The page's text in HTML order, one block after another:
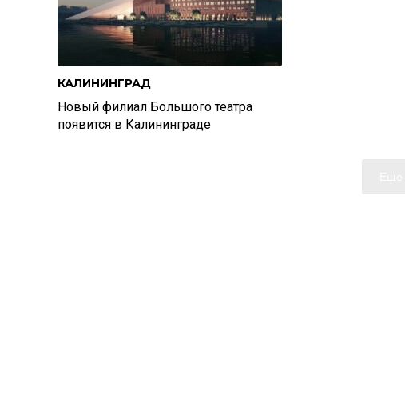
КАЛИНИНГРАД
Новый филиал Большого театра
появится в Калининграде